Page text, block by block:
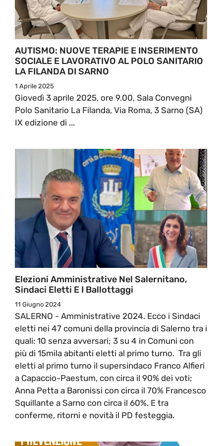
AUTISMO: NUOVE TERAPIE E INSERIMENTO
SOCIALE E LAVORATIVO AL POLO SANITARIO
LA FILANDA DI SARNO
1 Aprile 2025
Giovedì 3 aprile 2025, ore 9.00, Sala Convegni
Polo Sanitario La Filanda, Via Roma, 3 Sarno (SA)
IX edizione di ...
Elezioni Amministrative Nel Salernitano,
Sindaci Eletti E I Ballottaggi
11 Giugno 2024
SALERNO - Amministrative 2024. Ecco i Sindaci
eletti nei 47 comuni della provincia di Salerno tra i
quali: 10 senza avversari; 3 su 4 in Comuni con
più di 15mila abitanti eletti al primo turno. Tra gli
eletti al primo turno il supersindaco Franco Alfieri
a Capaccio-Paestum, con circa il 90% dei voti;
Anna Petta a Baronissi con circa il 70% Francesco
Squillante a Sarno con circa il 60%. E tra
conferme, ritorni e novità il PD festeggia.